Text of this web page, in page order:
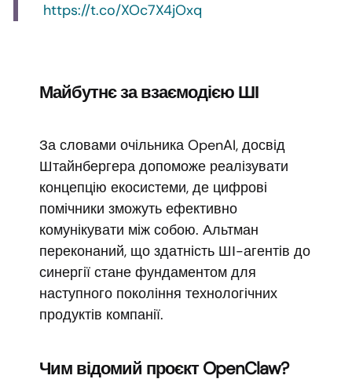
https://t.co/XOc7X4jOxq
Майбутнє за взаємодією ШІ
За словами очільника OpenAI, досвід
Штайнбергера допоможе реалізувати
концепцію екосистеми, де цифрові
помічники зможуть ефективно
комунікувати між собою. Альтман
переконаний, що здатність ШІ-агентів до
синергії стане фундаментом для
наступного покоління технологічних
продуктів компанії.
Чим відомий проєкт OpenClaw?